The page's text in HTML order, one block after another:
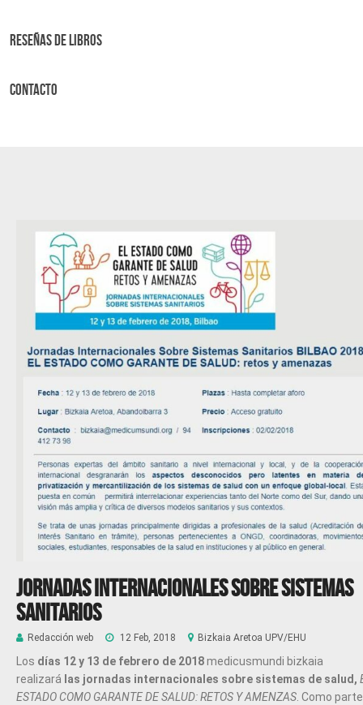
Reseñas de libros
Contacto
JORNADAS INTERNACIONALES SOBRE SISTEMAS
SANITARIOS
Redacción web 12 Feb, 2018 Bizkaia Aretoa UPV/EHU
Los días 12 y 13 de febrero de 2018medicusmundi bizkaia
realizará las jornadas internacionales sobre sistemas de salud,
ESTADO COMO GARANTE DE SALUD: RETOS Y AMENZAS . Como parte